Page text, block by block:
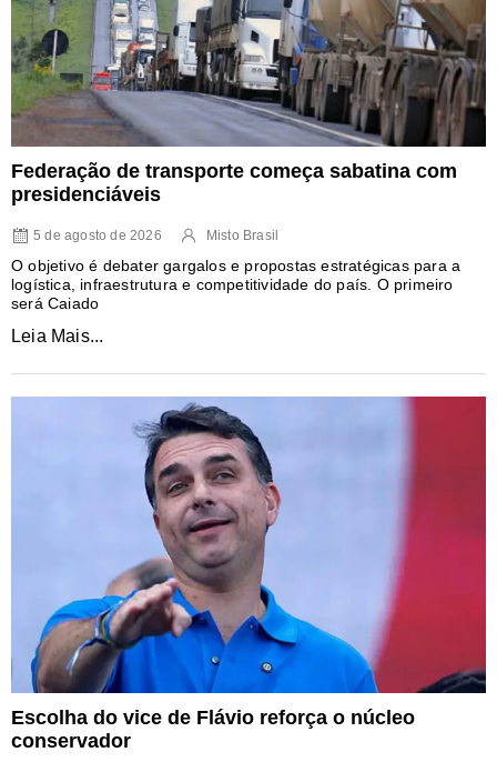
Federação de transporte começa sabatina com
presidenciáveis
5 de agosto de 2026 Misto Brasil
O objetivo é debater gargalos e propostas estratégicas para a
logística, infraestrutura e competitividade do país. O primeiro
será Caiado
Leia Mais...
Escolha do vice de Flávio reforça o núcleo
conservador